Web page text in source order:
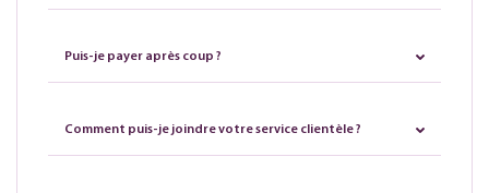
Puis-je payer après coup ?
Comment puis-je joindre votre service clientèle ?